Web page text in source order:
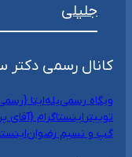
جلیلی
کانال رسمی دکتر
وبگاه رسمیبلهایتا
توییتر اینستاگرام {آقای
گپ و نسیم رضوان